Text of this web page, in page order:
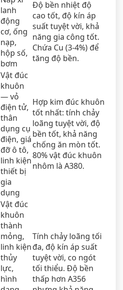
lanh
động
cơ, ống
nạp,
hộp số,
bơm
Độ bền nhiệt độ
cao tốt, độ kín áp
suất tuyệt vời, khả
năng gia công tốt.
Chứa Cu (3-4%) để
tăng độ bền.
Vật đúc
khuôn
— vỏ
điện tử,
thân
dụng cụ
điện, giá
đỡ ô tô,
linh kiện
thiết bị
gia
dụng
Hợp kim đúc khuôn
tốt nhất: tính chảy
loãng tuyệt vời, độ
bền tốt, khả năng
chống ăn mòn tốt.
80% vật đúc khuôn
nhôm là A380.
Vật đúc
khuôn
thành
mỏng,
linh kiện
thủy
lực,
hình
Tính chảy loãng tối
đa, độ kín áp suất
tuyệt vời, co ngót
tối thiểu. Độ bền
thấp hơn A356